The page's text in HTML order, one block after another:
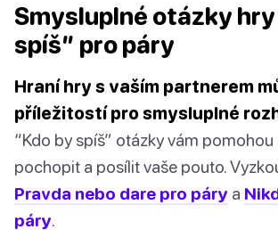
Smysluplné otázky hry
spíš” pro páry
Hraní hry s vaším partnerem
příležitostí pro smysluplné
“Kdo by spíš” otázky vám pomohou
pochopit a posílit vaše pouto.
Pravda nebo dare pro páry a
páry.